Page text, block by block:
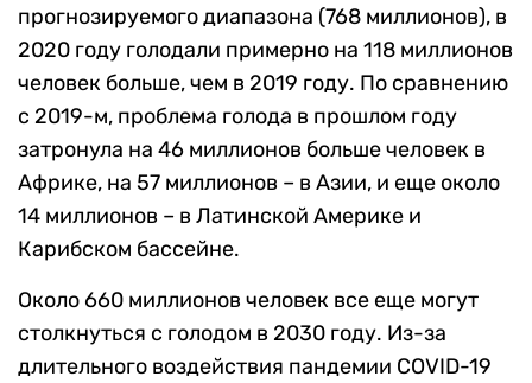
прогнозируемого диапазона (768 миллионов), в
2020 году голодали примерно на 118 миллионов
человек больше, чем в 2019 году. По сравнению
с 2019-м, проблема голода в прошлом году
затронула на 46 миллионов больше человек в
Африке, на 57 миллионов – в Азии, и еще около
14 миллионов – в Латинской Америке и
Карибском бассейне.
Около 660 миллионов человек все еще могут
столкнуться с голодом в 2030 году. Из-за
длительного воздействия пандемии COVID-19